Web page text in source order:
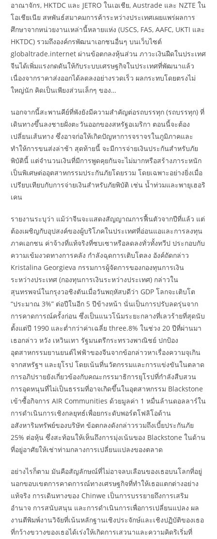
อาณาจักร, HKTDC และ JETRO ในเอเชีย, Austrade และ NZTE ใน
โอเชียเนีย สหพันธ์สมาคมการค้าระหว่างประเทศเผยแพร่ผลการ
ศึกษาจากหน่วยงานเหล่านี้หลายแห่ง (USCS, FAS, AAFC, UKTI และ
HKTDC) รวมถึงองค์กรพัฒนาเอกชนอื่นๆ บนเว็บไซต์
globaltrade.internet ผ่านข้อตกลงหุ้นส่วน ภาวะเงินฝืดในประเทศ
จีนได้เพิ่มแรงกดดันให้กับระบบเศรษฐกิจในประเทศที่พัฒนาแล้ว
เนื่องจากราคาส่งออกได้ลดลงอย่างรวดเร็ว ผลกระทบโดยตรงไม่
ใหญ่นัก คิดเป็นเพียงส่วนเล็กๆ ของ…
นอกจากนี้สะพานคีย์ที่พังยังมีความสำคัญต่อรถบรรทุก (รถบรรทุก) ที่
เดินทางขึ้นลงชายฝั่งตะวันออกของสหรัฐอเมริกา ตอนนี้จะต้อง
เปลี่ยนเส้นทาง ซึ่งอาจก่อให้เกิดปัญหาการจราจรในภูมิภาคและ
ทำให้การขนส่งล่าช้า สุดท้ายนี้ จะมีการจ่ายเงินประกันสำหรับภัย
พิบัตินี้ แต่จำนวนเงินที่มีการพูดคุยกันจะไม่มากหรือสร้างภาระหนัก
เป็นพิเศษต่ออุตสาหกรรมประกันภัยโดยรวม โดยเฉพาะอย่างยิ่งเมื่อ
เปรียบเทียบกับการจ่ายเงินสำหรับภัยพิบัติ เช่น น้ำท่วมและพายุเฮอริ
เคน
รายงานระบุว่า แม้ว่าจีนจะแสดงสัญญาณการฟื้นตัวจากปีที่แล้ว แต่
ต้องเผชิญกับอุปสงค์ของผู้บริโภคในประเทศที่อ่อนแอและการลงทุน
ภาคเอกชน ค่าจ้างที่แท้จริงที่ซบเซาหรือลดลงทั่วทั้งทวีป ประกอบกับ
ความเข้มงวดทางการคลัง กำลังฉุดการเติบโตลง อังค์ถัดกล่าว
Kristalina Georgieva กรรมการผู้จัดการของกองทุนการเงิน
ระหว่างประเทศ (กองทุนการเงินระหว่างประเทศ) กล่าวใน
สุนทรพจน์ในกรุงวอชิงตันเมื่อวันพฤหัสบดีว่า GDP โลกจะเติบโต
“ประมาณ 3%” ต่อปีในอีก 5 ปีข้างหน้า นั่นเป็นการปรับลดรุ่นจาก
การคาดการณ์ครั้งก่อน ซึ่งเป็นแนวโน้มระยะกลางที่เลวร้ายที่สุดนับ
ตั้งแต่ปี 1990 และต่ำกว่าค่าเฉลี่ย three.8% ในช่วง 20 ปีที่ผ่านมา
เธอกล่าว หวัง เหวินเทา รัฐมนตรีกระทรวงพาณิชย์ ปกป้อง
อุตสาหกรรมยานยนต์ไฟฟ้าของจีนจากข้อกล่าวหาเรื่องความจุเกิน
จากสหรัฐฯ และยุโรป โดยเน้นที่นวัตกรรมและการแข่งขันในตลาด
การอภิปรายยังเกี่ยวข้องกับคณะกรรมาธิการยุโรปที่กำลังสืบสวน
การอุดหนุนที่ไม่เป็นธรรมที่อาจเกิดขึ้นในอุตสาหกรรม Blackstone
เข้าซื้อกิจการ AIR Communities ด้วยมูลค่า 1 หมื่นล้านดอลลาร์ใน
การดำเนินการเชิงกลยุทธ์เพื่อยกระดับพอร์ตโฟลิโอด้าน
อสังหาริมทรัพย์ของบริษัท ข้อตกลงดังกล่าวรวมถึงเบี้ยประกันภัย
25% ต่อหุ้น ซึ่งสะท้อนให้เห็นถึงการมุ่งเน้นของ Blackstone ในด้าน
ที่อยู่อาศัยให้เช่าท่ามกลางการเปลี่ยนแปลงของตลาด
อย่างไรก็ตาม มันคือสัญลักษณ์ที่ไม่อาจลบเลือนของเธอบนโลกที่อยู่
นอกขอบเขตการคาดการณ์ทางเศรษฐกิจที่ทำให้เธอแตกต่างอย่าง
แท้จริง การเดินทางของ Chinwe เป็นการบรรยายถึงการเสริม
อำนาจ การสนับสนุน และการดำเนินการเพื่อการเปลี่ยนแปลง ผล
งานตีพิมพ์งานวิจัยที่เน้นหลักฐานเชิงประจักษ์และเชิงปฏิบัติของเธอ
ที่กว้างขวางของเธอได้เร่งให้เกิดการเสวนาและความคิดริเริ่มที่